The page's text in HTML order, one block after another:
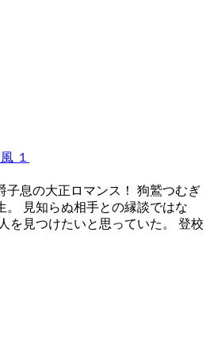
１
子息の大正ロマンス！ 狗鷲つむぎ
。 見知らぬ相手との縁談ではな
を見つけたいと思っていた。 登校